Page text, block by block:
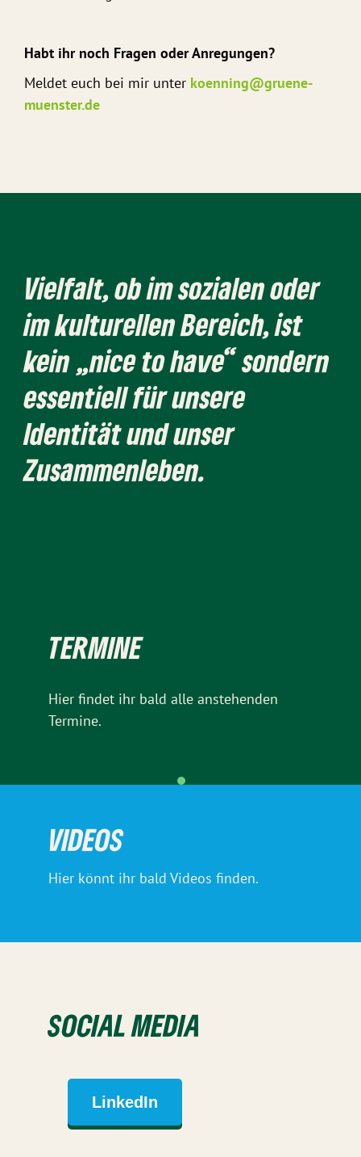
Habt ihr noch Fragen oder Anregungen?
Meldet euch bei mir unter koenning@gruene-
muenster.de
Vielfalt, ob im sozialen oder
im kulturellen Bereich, ist
kein „nice to have“ sondern
essentiell für unsere
Identität und unser
Zusammenleben.
TERMINE
Hier findet ihr bald alle anstehenden
Termine.
VIDEOS
Hier könnt ihr bald Videos finden.
SOCIAL MEDIA
LinkedIn